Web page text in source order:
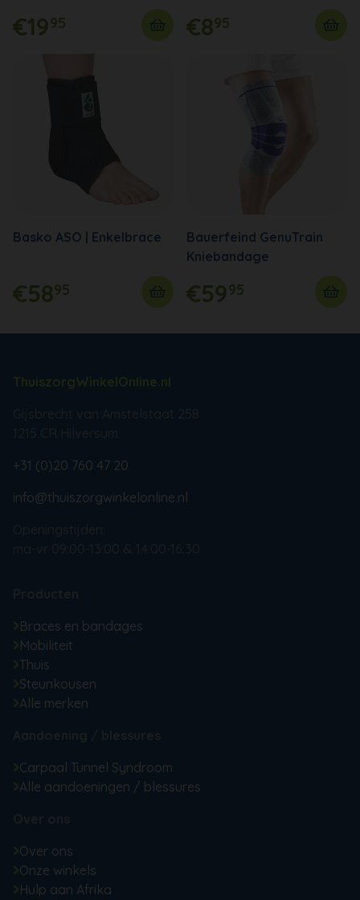
€1995 €895
Basko ASO | Enkelbrace
€5895
Bauerfeind GenuTrain
Kniebandage
€5995
+31 (0)20 760 47 20
info@thuiszorgwinkelonline.nl
Braces en bandages
Mobiliteit
Thuis
Steunkousen
Alle merken
Carpaal Tunnel Syndroom
Alle aandoeningen / blessures
Over ons
Onze winkels
Hulp aan Afrika